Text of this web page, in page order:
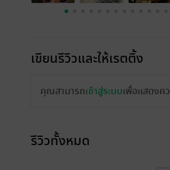
เขียนรีวิวและให้เรตติ้ง
คุณสามารถเข้าสู่ระบบเพื่อแสดงค
รีวิวทั้งหมด